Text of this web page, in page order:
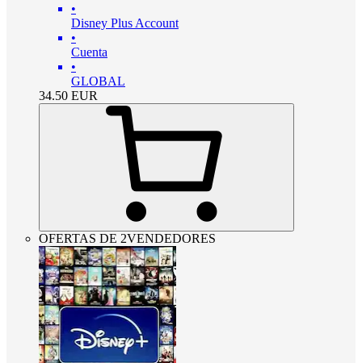
•
Disney Plus Account
•
Cuenta
•
GLOBAL
34.50 EUR
OFERTAS DE 2VENDEDORES